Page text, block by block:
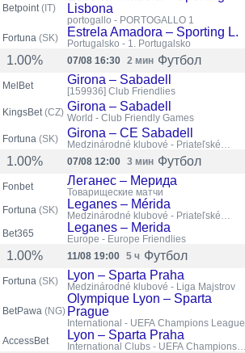
Betpoint(IT)
Lisbona
portogallo - PORTOGALLO 1
Fortuna (SK) Estrela Amadora – Sporting L.
Portugalsko - 1. Portugalsko
1.00% 07/08 16:30 2 мин Футбол
MelBet Girona – Sabadell
[159936] Club Friendlies
KingsBet(CZ) Girona – Sabadell
World - Club Friendly Games
Fortuna (SK) Girona – CE Sabadell
Medzinárodné klubové - Priateľské
1.00% 07/08 12:00 3 мин Футбол
Fonbet Леганес – Мерида
Товарищеские матчи
Fortuna (SK) Leganes – Mérida
Medzinárodné klubové - Priateľské
zápasy klubov
Bet365 Leganes – Merida
Europe - Europe Friendlies
1.00%
11/08 19:00 5 ч Футбол
Fortuna (SK) Lyon – Sparta Praha
Medzinárodné klubové - Liga Majstrov
BetPawa (NG)
Olympique Lyon – Sparta
Prague
International - UEFA Champions League
AccessBet Lyon – Sparta Praha
International Clubs - UEFA Champions